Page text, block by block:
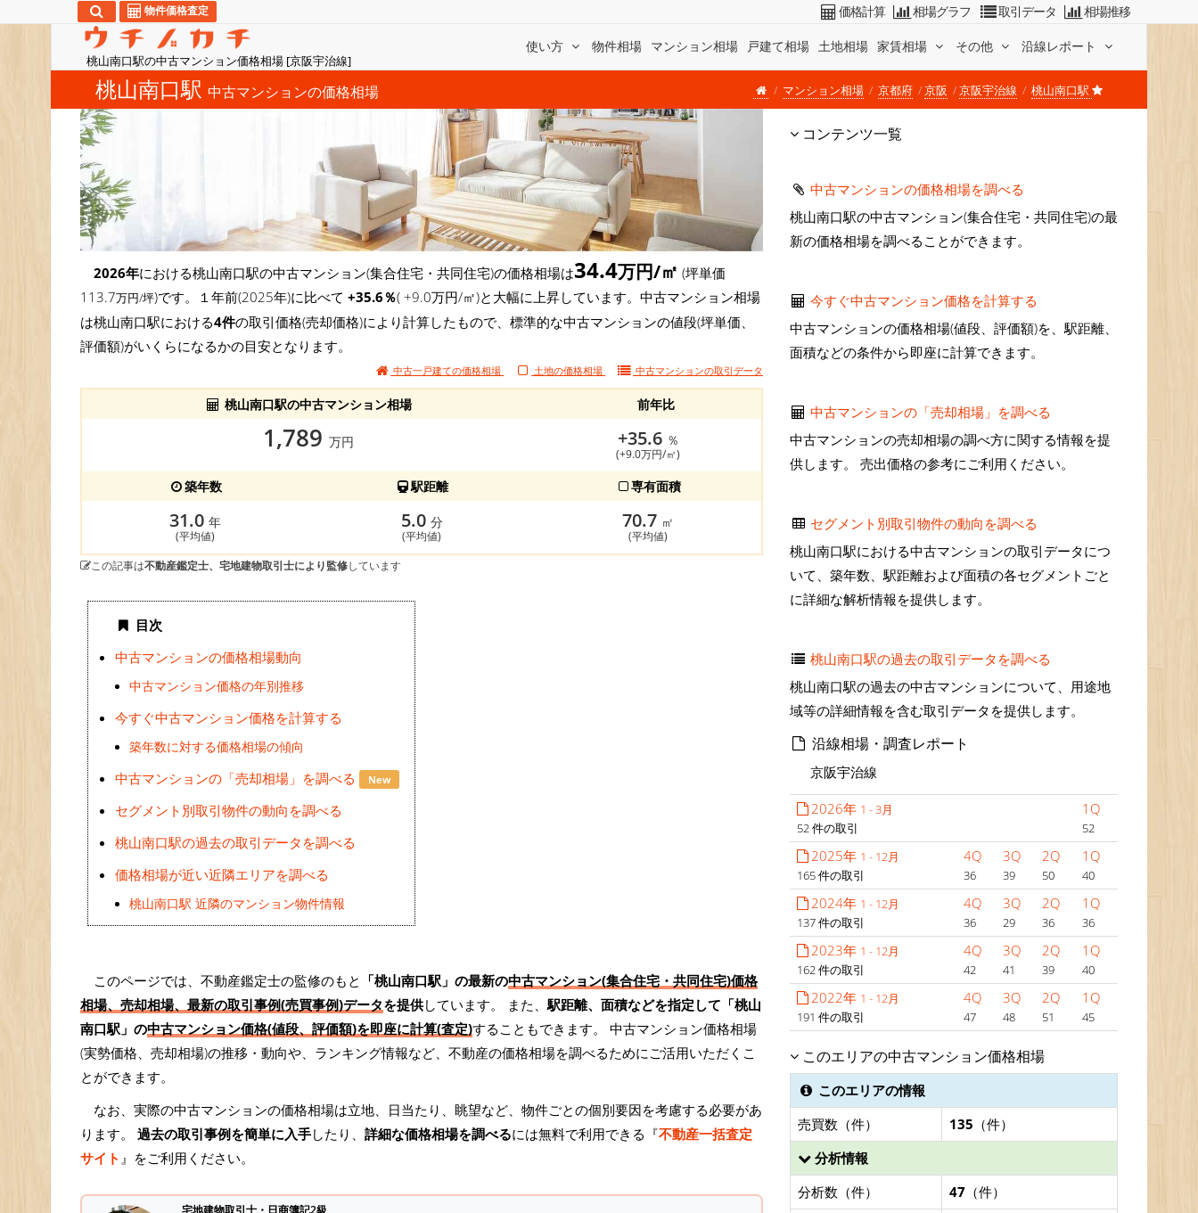
桃山南口駅の中古マンション価格相場 [京阪宇治線]
使い方 物件相場 マンション相場 戸建て相場 土地相場 家賃相場 その他 沿線レポート
物件価格査定 価格計算 相場グラフ 取引データ 相場推移
桃山南口駅 中古マンションの価格相場 マンション相場 京都府 京阪 京阪宇治線 桃山南口駅
2026年における桃山南口駅の中古マンション(集合住宅・共同住宅)の価格相場は34.4万円/㎡ (坪単価
113.7万円/坪)です。１年前(2025年)に比べて +35.6％( +9.0万円/㎡)と大幅に上昇しています。中古マンション相場
は桃山南口駅における4件の取引価格(売却価格)により計算したもので、標準的な中古マンションの値段(坪単価、
評価額)がいくらになるかの目安となります。
中古一戸建ての価格相場 土地の価格相場 中古マンションの取引データ
桃山南口駅の中古マンション相場 前年比
1,789 万円 +35.6 ％
(+9.0万円/㎡)
築年数 駅距離 専有面積
31.0 年
(平均値)
5.0 分
(平均値)
70.7 ㎡
(平均値)
この記事は不動産鑑定士、宅地建物取引士により監修しています
目次
中古マンションの価格相場動向
中古マンション価格の年別推移
今すぐ中古マンション価格を計算する
築年数に対する価格相場の傾向
中古マンションの「売却相場」を調べる New
セグメント別取引物件の動向を調べる
桃山南口駅の過去の取引データを調べる
価格相場が近い近隣エリアを調べる
桃山南口駅 近隣のマンション物件情報
このページでは、不動産鑑定士の監修のもと 「桃山南口駅」の最新の中古マンション(集合住宅・共同住宅)価格
相場、売却相場、最新の取引事例(売買事例)データを提供しています。 また、 駅距離、面積などを指定して「桃山
南口駅」の中古マンション価格(値段、評価額)を即座に計算(査定)することもできます。 中古マンション価格相場
(実勢価格、売却相場)の推移・動向や、ランキング情報など、不動産の価格相場を調べるためにご活用いただくこ
とができます。
なお、実際の中古マンションの価格相場は立地、日当たり、眺望など、物件ごとの個別要因を考慮する必要があ
ります。 過去の取引事例を簡単に入手したり、 詳細な価格相場を調べるには無料で利用できる『不動産一括査定
サイト 』をご利用ください。
コンテンツ一覧
中古マンションの価格相場を調べる
桃山南口駅の中古マンション(集合住宅・共同住宅)の最
新の価格相場を調べることができます。
今すぐ中古マンション価格を計算する
中古マンションの価格相場(値段、評価額)を、駅距離、
面積などの条件から即座に計算できます。
中古マンションの「売却相場」を調べる
中古マンションの売却相場の調べ方に関する情報を提
供します。 売出価格の参考にご利用ください。
セグメント別取引物件の動向を調べる
桃山南口駅における中古マンションの取引データにつ
いて、築年数、駅距離および面積の各セグメントごと
に詳細な解析情報を提供します。
桃山南口駅の過去の取引データを調べる
桃山南口駅の過去の中古マンションについて、用途地
域等の詳細情報を含む取引データを提供します。
沿線相場・調査レポート
京阪宇治線
2026年 1 - 3月
52 件の取引
1Q
52
2025年 1 - 12月
165 件の取引
4Q
36
3Q
39
2Q
50
1Q
40
2024年 1 - 12月
137 件の取引
4Q
36
3Q
29
2Q
36
1Q
36
2023年 1 - 12月
162 件の取引
4Q
42
3Q
41
2Q
39
1Q
40
2022年 1 - 12月
191 件の取引
4Q
47
3Q
48
2Q
51
1Q
45
このエリアの中古マンション価格相場
このエリアの情報
売買数（件）
135 （件）
分析情報
分析数（件）
47 （件）